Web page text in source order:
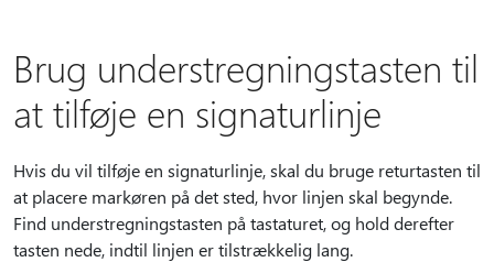
Brug understregningstasten til
at tilføje en signaturlinje
Hvis du vil tilføje en signaturlinje, skal du bruge returtasten til
at placere markøren på det sted, hvor linjen skal begynde.
Find understregningstasten på tastaturet, og hold derefter
tasten nede, indtil linjen er tilstrækkelig lang.